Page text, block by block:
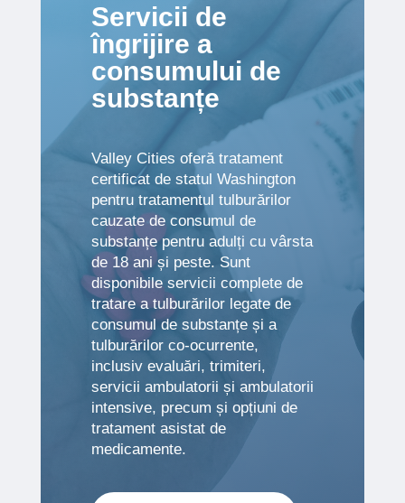
Servicii de
îngrijire a
consumului de
substanțe
Valley Cities oferă tratament
certificat de statul Washington
pentru tratamentul tulburărilor
cauzate de consumul de
substanțe pentru adulți cu vârsta
de 18 ani și peste. Sunt
disponibile servicii complete de
tratare a tulburărilor legate de
consumul de substanțe și a
tulburărilor co-ocurrente,
inclusiv evaluări, trimiteri,
servicii ambulatorii și ambulatorii
intensive, precum și opțiuni de
tratament asistat de
medicamente.